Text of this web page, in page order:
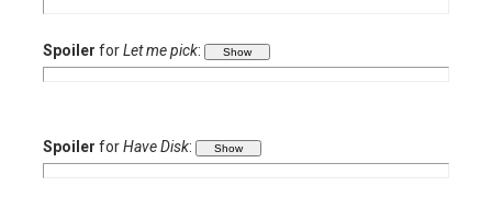
Spoiler forLet me pick:
Spoiler forHave Disk: